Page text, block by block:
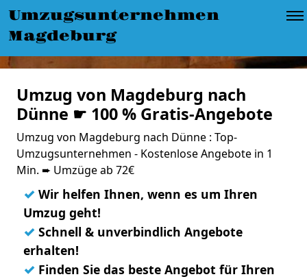
Umzugsunternehmen
Magdeburg
Umzug von Magdeburg nach
Dünne ☛ 100 % Gratis-Angebote
Umzug von Magdeburg nach Dünne : Top-
Umzugsunternehmen - Kostenlose Angebote in 1
Min. ➨ Umzüge ab 72€
✓ Wir helfen Ihnen, wenn es um Ihren
Umzug geht!
✓ Schnell & unverbindlich Angebote
erhalten!
✓ Finden Sie das beste Angebot für Ihren